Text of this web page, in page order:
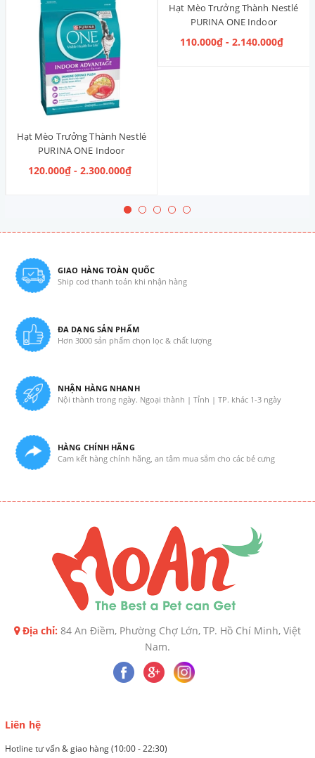
Hạt Mèo Trưởng Thành Nestlé
PURINA ONE Indoor
Advantage Salmon & Tuna [Vị
Cá Hồi & Cá Ngừ]
120.000₫ - 2.300.000₫
Hạt Mèo Trưởng Thành Nestlé
PURINA ONE Indoor
Advantage [Vị Gà]
110.000₫ - 2.140.000₫
GIAO HÀNG TOÀN QUỐC
Ship cod thanh toán khi nhận hàng
ĐA DẠNG SẢN PHẨM
Hơn 3000 sản phẩm chọn lọc & chất lượng
NHẬN HÀNG NHANH
Nội thành trong ngày. Ngoại thành | Tỉnh | TP. khác 1-3 ngày
HÀNG CHÍNH HÃNG
Cam kết hàng chính hãng, an tâm mua sắm cho các bé cưng
Địa chỉ: 84 An Điềm, Phường Chợ Lớn, TP. Hồ Chí Minh, Việt
Nam.
Liên hệ
Hotline tư vấn & giao hàng (10:00 - 22:30)